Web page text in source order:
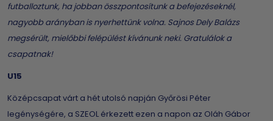
futballoztunk, ha jobban összpontosítunk a befejezéseknél,
nagyobb arányban is nyerhettünk volna. Sajnos Dely Balázs
megsérült, mielőbbi felépülést kívánunk neki. Gratulálok a
csapatnak!
U15
Középcsapat várt a hét utolsó napján Győrösi Péter
legénységére, a SZEOL érkezett ezen a napon az Oláh Gábor